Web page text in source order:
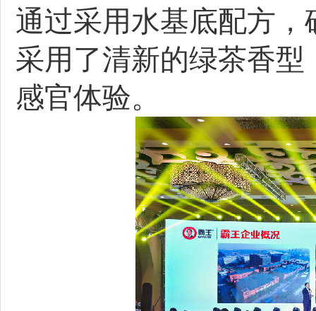
通过采用水基底配方
采用了清新的绿茶香
感官体验。